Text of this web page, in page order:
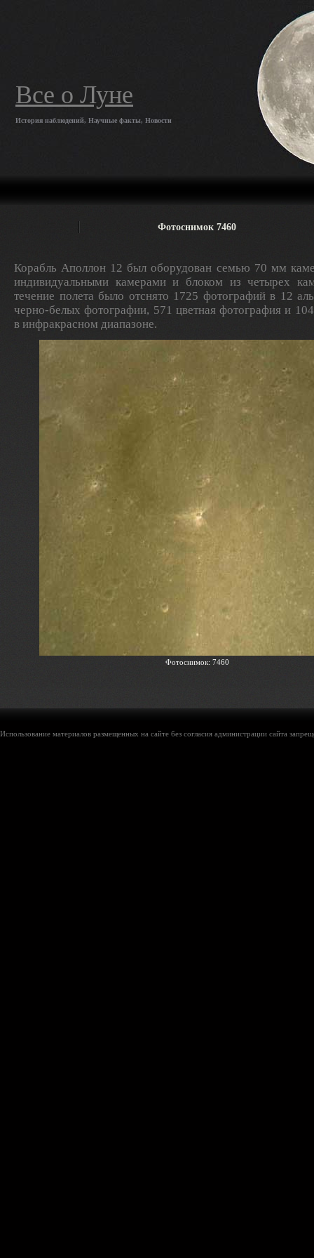
Все о Луне
История наблюдений, Научные факты, Новости
Фотоснимок 7460
Корабль Аполлон 12 был оборудован семью 70 мм
индивидуальными камерами и блоком из четырех
течение полета было отснято 1725 фотографий в 12
черно-белых фотографии, 571 цветная фотография и
в инфракрасном диапазоне.
Фотоснимок: 7460
Использование материалов размещенных на сайте без согласия администрации сайта